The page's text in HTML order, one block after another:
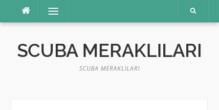
Menü
SCUBA MERAKLILARI
SCUBA MERAKLILARI